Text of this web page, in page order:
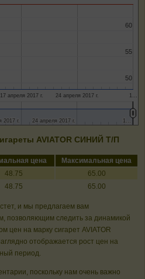
17 апреля 2017 г. 24 апреля 2017 г. 1…
50
50
55
55
60
60
2017 г.
2017 г. 24 апреля 2017 г.
24 апреля 2017 г. 1…
1…
AVIATOR СИНИЙ Т/П
цена
Максимальная цена
48.75
65.00
48.75 65.00
и мы предлагаем вам
позволяющим следить за динамикой
цен на марку сигарет AVIATOR
отображается рост цен на
период.
поскольку нам очень важно